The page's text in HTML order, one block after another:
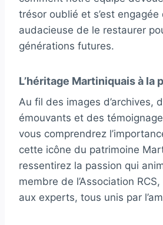
trésor oublié et s’est
audacieuse de le restaurer
générations futures.
L’héritage Martiniquais à la
Au fil des images d’archives,
émouvants et des
vous comprendrez
cette icône du patrimoine
ressentirez la passion qui
membre de l’Association
aux experts, tous unis par